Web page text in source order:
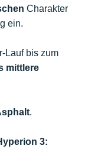
Charakter
ein.
Lauf bis zum
mittlere
.
3: